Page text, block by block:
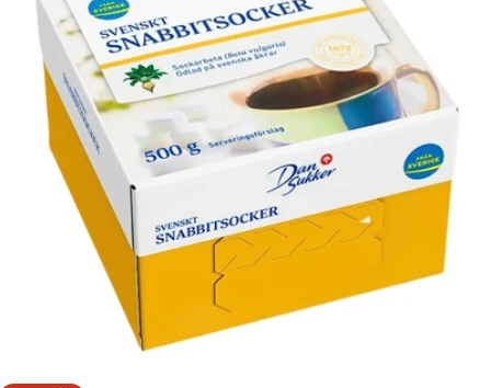
media 0 in modal